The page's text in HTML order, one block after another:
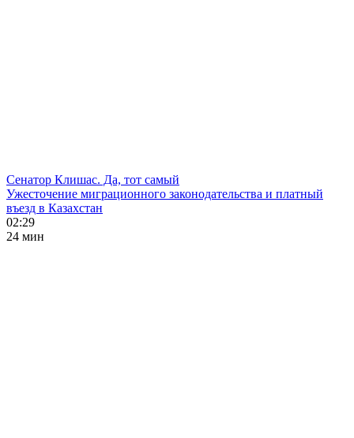
Сенатор Клишас. Да, тот самый
Ужесточение миграционного законодательства и платный
въезд в Казахстан
02:29
24 мин